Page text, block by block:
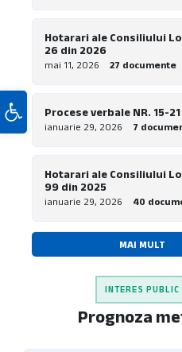
Deschide bara de unelte
Hotarari ale Consiliului
26 din 2026
mai 11, 2026 27 documente
Procese verbale NR. 15-
ianuarie 29, 2026 7
Hotarari ale Consiliului
99 din 2025
ianuarie 29, 2026 40
MAI MULT
INTERES PUBLIC
Prognoza